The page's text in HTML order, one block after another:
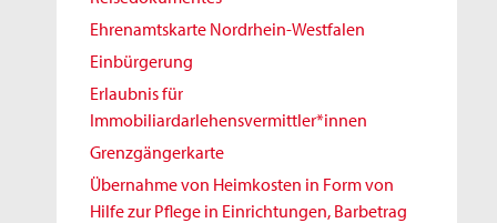
Ehrenamtskarte Nordrhein-Westfalen
Einbürgerung
Erlaubnis für
Immobiliardarlehensvermittler*innen
Grenzgängerkarte
Übernahme von Heimkosten in Form von
Hilfe zur Pflege in Einrichtungen, Barbetrag